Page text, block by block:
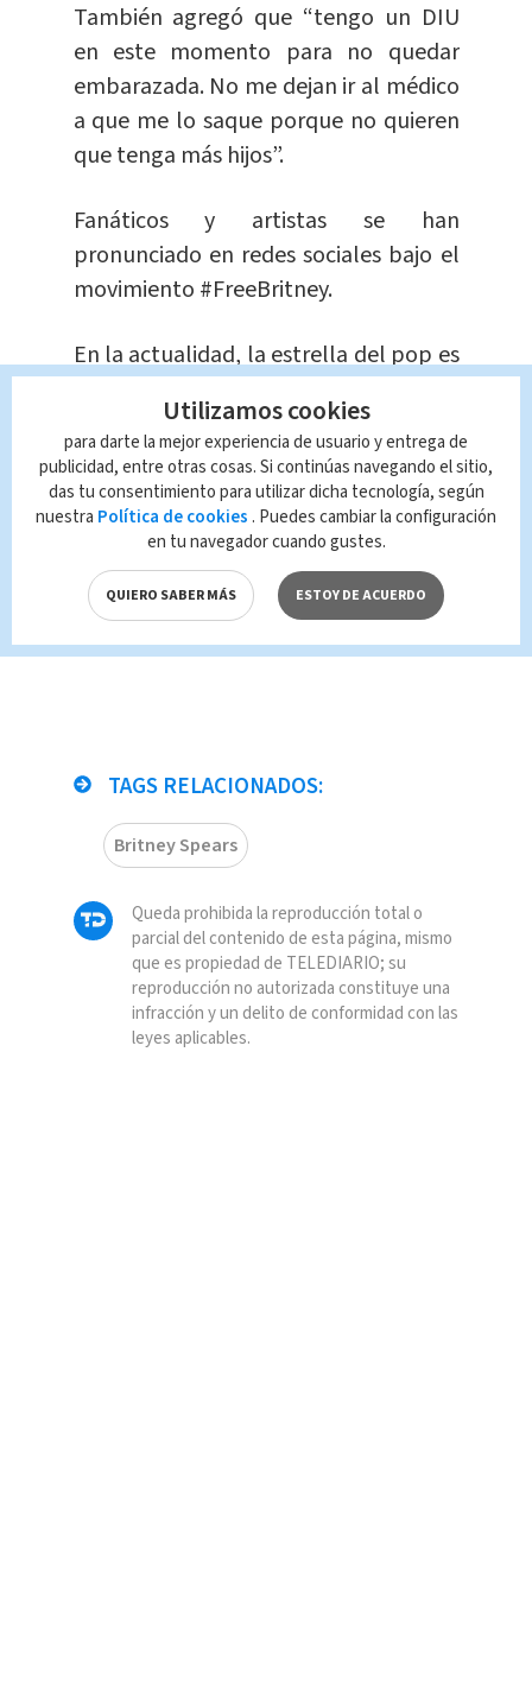
También agregó que “tengo un DIU
en este momento para no quedar
embarazada. No me dejan ir al médico
a que me lo saque porque no quieren
que tenga más hijos”.
Fanáticos y artistas se han
pronunciado en redes sociales bajo el
movimiento #FreeBritney.
En la actualidad, la estrella del pop es
Te Recomendamos
Actor de “Élite”
está de vacaciones
en Costa Rica
Entretenimiento María
TAGS RELACIONADOS:
Britney Spears
Queda prohibida la reproducción total o
parcial del contenido de esta página, mismo
que es propiedad de TELEDIARIO; su
reproducción no autorizada constituye una
infracción y un delito de conformidad con las
leyes aplicables.
Utilizamos cookies
para darte la mejor experiencia de usuario y entrega de
publicidad, entre otras cosas. Si continúas navegando el sitio,
das tu consentimiento para utilizar dicha tecnología, según
nuestra Política de cookies . Puedes cambiar la configuración
en tu navegador cuando gustes.
QUIERO SABER MÁS ESTOY DE ACUERDO